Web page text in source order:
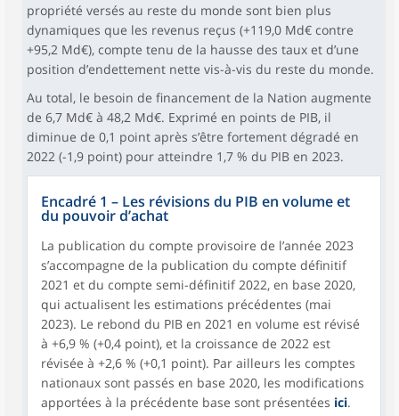
propriété versés au reste du monde sont bien plus
dynamiques que les revenus reçus (+119,0 Md€ contre
+95,2 Md€), compte tenu de la hausse des taux et d’une
position d’endettement nette vis-à-vis du reste du monde.
Au total, le besoin de financement de la Nation augmente
de 6,7 Md€ à 48,2 Md€. Exprimé en points de PIB, il
diminue de 0,1 point après s’être fortement dégradé en
2022 (-1,9 point) pour atteindre 1,7 % du PIB en 2023.
Encadré 1 – Les révisions du PIB en volume et
du pouvoir d’achat
La publication du compte provisoire de l’année 2023
s’accompagne de la publication du compte définitif
2021 et du compte semi-définitif 2022, en base 2020,
qui actualisent les estimations précédentes (mai
2023). Le rebond du PIB en 2021 en volume est révisé
à +6,9 % (+0,4 point), et la croissance de 2022 est
révisée à +2,6 % (+0,1 point). Par ailleurs les comptes
nationaux sont passés en base 2020, les modifications
apportées à la précédente base sont présentées ici.